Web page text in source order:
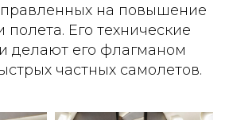
на повышение
Его технические
делают его флагманом
частных самолетов.